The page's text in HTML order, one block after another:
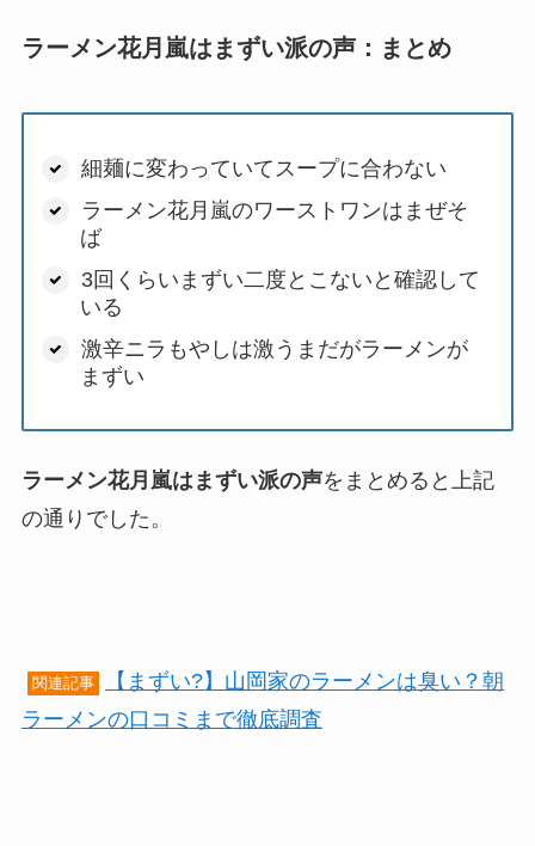
ラーメン花月嵐はまずい派の声：まとめ
細麺に変わっていてスープに合わない
ラーメン花月嵐のワーストワンはまぜそ
ば
3回くらいまずい二度とこないと確認して
いる
激辛ニラもやしは激うまだがラーメンが
まずい
ラーメン花月嵐はまずい派の声をまとめると上記
の通りでした。
関連記事
【まずい?】山岡家のラーメンは臭い？朝
ラーメンの口コミまで徹底調査